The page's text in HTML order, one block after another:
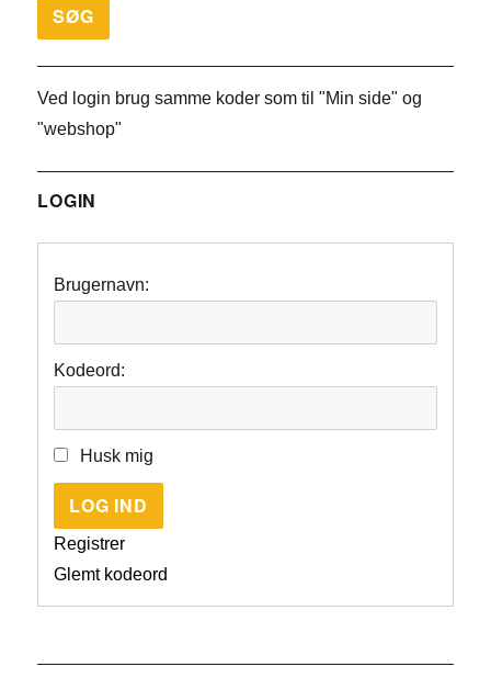
Ved login brug samme koder som til "Min side" og
"webshop"
LOGIN
Brugernavn:
Kodeord:
Husk mig
LOG IND
Registrer
Glemt kodeord